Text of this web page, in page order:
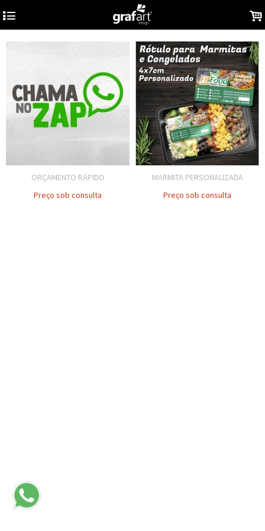
4 .
ORÇAMENTO RÁPIDO
Preço sob consulta
MARMITA PERSONALIZADA
Preço sob consulta